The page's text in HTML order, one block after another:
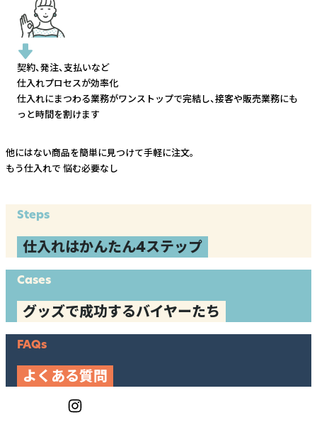
契約、発注、支払いなど
仕入れプロセスが効率化
仕入れにまつわる業務がワンストップで完結し、接客や販売業務にも
っと時間を割けます
他にはない商品を簡単に見つけて手軽に注文。
もう仕入れで 悩む必要なし
Steps
仕入れはかんたん4ステップ
Cases
グッズで成功するバイヤーたち
FAQs
よくある質問